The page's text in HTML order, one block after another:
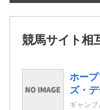
競馬サイト相
ホー
ズ・
ギャン